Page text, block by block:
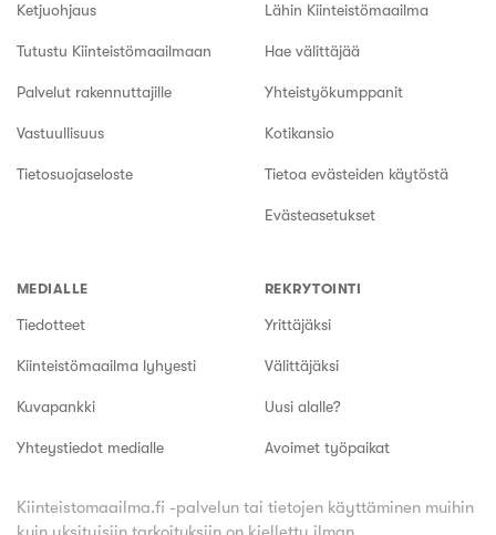
Ketjuohjaus
Tutustu Kiinteistömaailmaan
Palvelut rakennuttajille
Vastuullisuus
Tietosuojaseloste
Lähin Kiinteistömaailma
Hae välittäjää
Yhteistyökumppanit
Kotikansio
Tietoa evästeiden käytöstä
Evästeasetukset
MEDIALLE
Tiedotteet
Kiinteistömaailma lyhyesti
Kuvapankki
Yhteystiedot medialle
REKRYTOINTI
Yrittäjäksi
Välittäjäksi
Uusi alalle?
Avoimet työpaikat
Kiinteistomaailma.fi -palvelun tai tietojen käyttäminen muihin